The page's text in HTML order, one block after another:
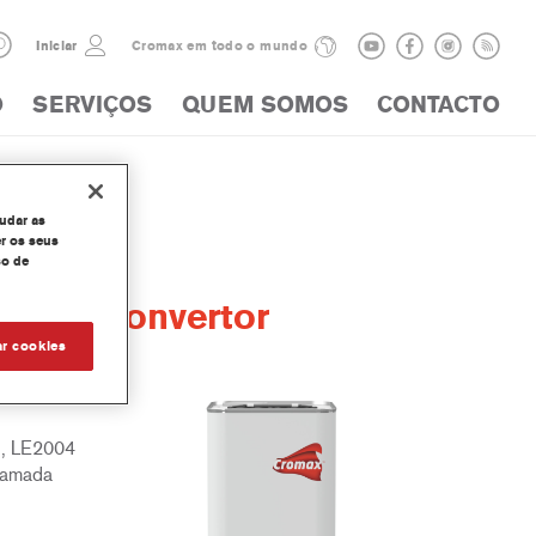
Iniciar Cromax em todo o mundo
SERVIÇOS QUEM SOMOS CONTACTO
Convertor
LE2004
as
os seus
de
cookies